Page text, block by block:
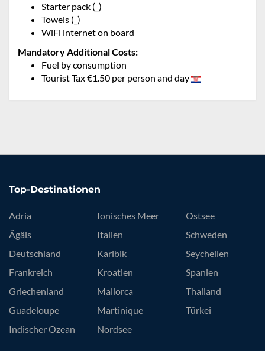
Starter pack (_)
Towels (_)
WiFi internet on board
Mandatory Additional Costs:
Fuel by consumption
Tourist Tax €1.50 per person and day
Top-Destinationen
Adria
Ägäis
Deutschland
Frankreich
Griechenland
Guadeloupe
Indischer Ozean
Ionisches Meer
Italien
Karibik
Kroatien
Mallorca
Martinique
Nordsee
Ostsee
Schweden
Seychellen
Spanien
Thailand
Türkei